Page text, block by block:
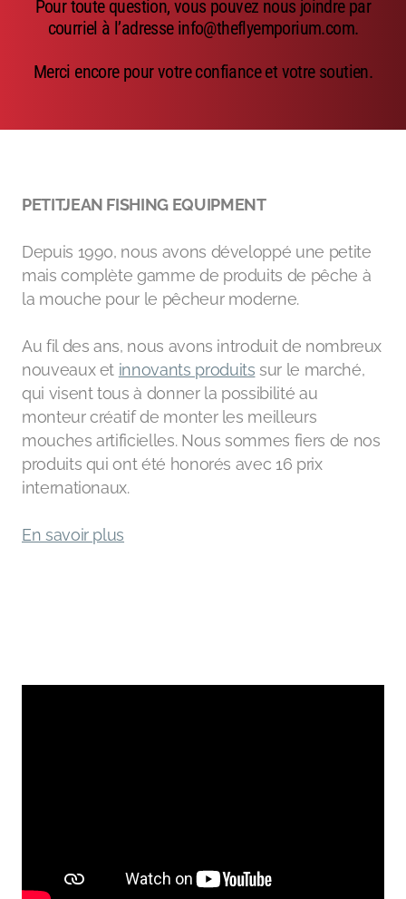
Pour toute question, vous pouvez nous joindre par
courriel à l’adresse info@theflyemporium.com.
Merci encore pour votre confiance et votre soutien.
PETITJEAN FISHING EQUIPMENT
Depuis 1990, nous avons développé une petite
mais complète gamme de produits de pêche à
la mouche pour le pêcheur moderne.
Au fil des ans, nous avons introduit de nombreux
nouveaux et innovants produits sur le marché,
qui visent tous à donner la possibilité au
monteur créatif de monter les meilleurs
mouches artificielles. Nous sommes fiers de nos
produits qui ont été honorés avec 16 prix
internationaux.
En savoir plus
Emerger
Accessoires de pêche